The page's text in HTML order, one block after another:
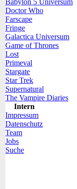
Babylon 5 Universum
Doctor Who
Farscape
Fringe
Galactica Universum
Game of Thrones
Lost
Primeval
Stargate
Star Trek
Supernatural
The Vampire Diaries
Intern
Impressum
Datenschutz
Team
Jobs
Suche